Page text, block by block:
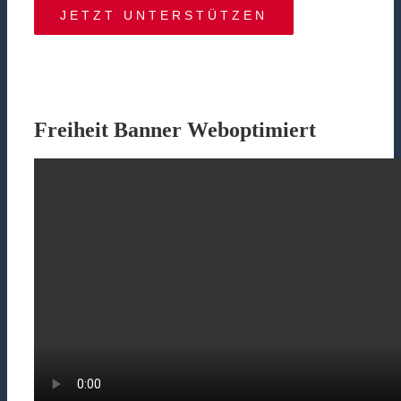
JETZT UNTERSTÜTZEN
Freiheit Banner Weboptimiert